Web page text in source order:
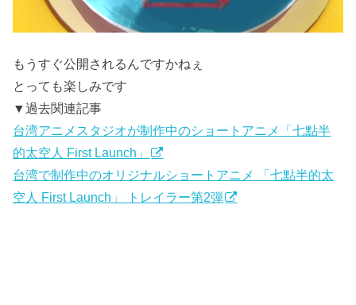
もうすぐ公開されるんですかねぇ
とっても楽しみです
▼過去関連記事
台湾アニメスタジオが制作中のショートアニメ「七點半
的太空人 First Launch」
台湾で制作中のオリジナルショートアニメ 「七點半的太
空人 First Launch」 トレイラー第2弾